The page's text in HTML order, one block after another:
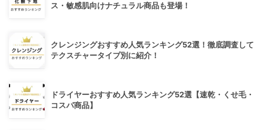
ス・敏感肌向けナチュラル商品も登場！
クレンジングおすすめ人気ランキング52選！徹底調査して
テクスチャータイプ別に紹介！
ドライヤーおすすめ人気ランキング52選【速乾・くせ毛・
コスパ商品】